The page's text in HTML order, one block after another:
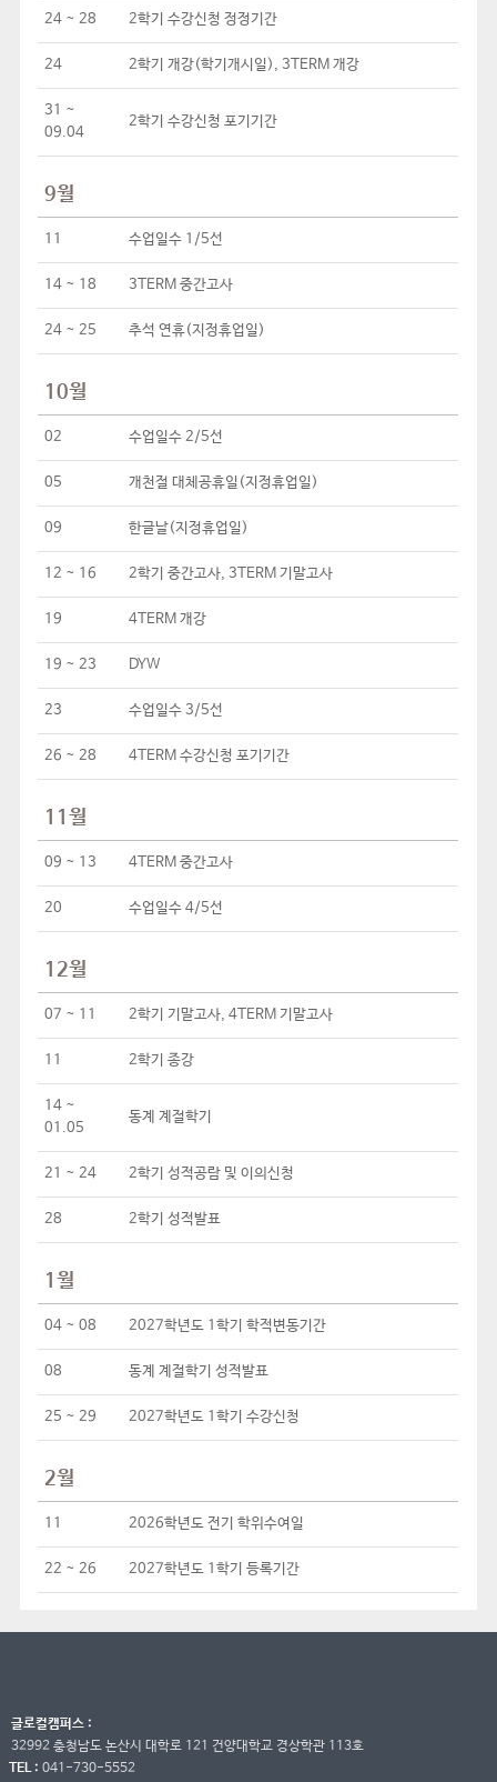
24 ~ 28 2학기 수강신청 정정기간
24 2학기 개강(학기개시일), 3TERM 개강
31 ~
09.04
2학기 수강신청 포기기간
9월
11 수업일수 1/5선
14 ~ 18 3TERM 중간고사
24 ~ 25 추석 연휴(지정휴업일)
10월
02 수업일수 2/5선
05 개천절 대체공휴일(지정휴업일)
09 한글날(지정휴업일)
12 ~ 16 2학기 중간고사, 3TERM 기말고사
19 4TERM 개강
19 ~ 23 DYW
23 수업일수 3/5선
26 ~ 28 4TERM 수강신청 포기기간
11월
09 ~ 13 4TERM 중간고사
20 수업일수 4/5선
12월
07 ~ 11 2학기 기말고사, 4TERM 기말고사
11 2학기 종강
14 ~
01.05
동계 계절학기
21 ~ 24 2학기 성적공람 및 이의신청
28 2학기 성적발표
1월
04 ~ 08 2027학년도 1학기 학적변동기간
08 동계 계절학기 성적발표
25 ~ 29 2027학년도 1학기 수강신청
2월
11 2026학년도 전기 학위수여일
22 ~ 26 2027학년도 1학기 등록기간
글로컬캠퍼스 :
32992 충청남도 논산시 대학로 121 건양대학교 경상학관 113호
TEL : 041-730-5552